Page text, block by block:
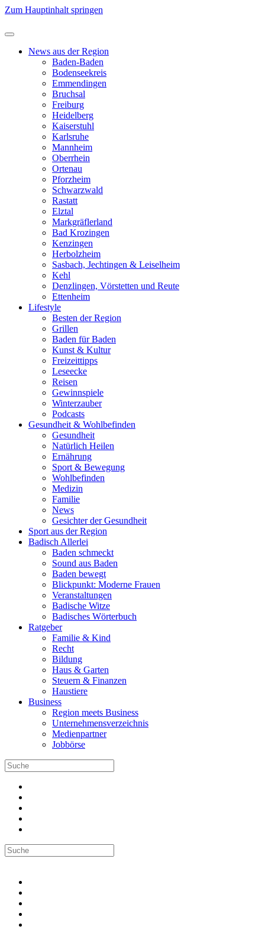
Zum Hauptinhalt springen
News aus der Region
Baden-Baden
Bodenseekreis
Emmendingen
Bruchsal
Freiburg
Heidelberg
Kaiserstuhl
Karlsruhe
Mannheim
Oberrhein
Ortenau
Pforzheim
Schwarzwald
Rastatt
Elztal
Markgräflerland
Bad Krozingen
Kenzingen
Herbolzheim
Sasbach, Jechtingen & Leiselheim
Kehl
Denzlingen, Vörstetten und Reute
Ettenheim
Lifestyle
Besten der Region
Grillen
Baden für Baden
Kunst & Kultur
Freizeittipps
Leseecke
Reisen
Gewinnspiele
Winterzauber
Podcasts
Gesundheit & Wohlbefinden
Gesundheit
Natürlich Heilen
Ernährung
Sport & Bewegung
Wohlbefinden
Medizin
Familie
News
Gesichter der Gesundheit
Sport aus der Region
Badisch Allerlei
Baden schmeckt
Sound aus Baden
Baden bewegt
Blickpunkt: Moderne Frauen
Veranstaltungen
Badische Witze
Badisches Wörterbuch
Ratgeber
Familie & Kind
Recht
Bildung
Haus & Garten
Steuern & Finanzen
Haustiere
Business
Region meets Business
Unternehmensverzeichnis
Medienpartner
Jobbörse